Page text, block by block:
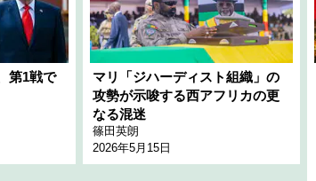
第1戦で
マリ「ジハーディスト組織」の
攻勢が示唆する西アフリカの更
なる混迷
篠田英朗
2026年5月15日